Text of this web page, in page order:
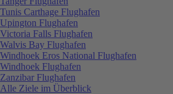
Tunis Carthage Flughafen
Upington Flughafen
Victoria Falls Flughafen
Walvis Bay Flughafen
Windhoek Eros National Flughafen
Windhoek Flughafen
Zanzibar Flughafen
Alle Ziele im Überblick